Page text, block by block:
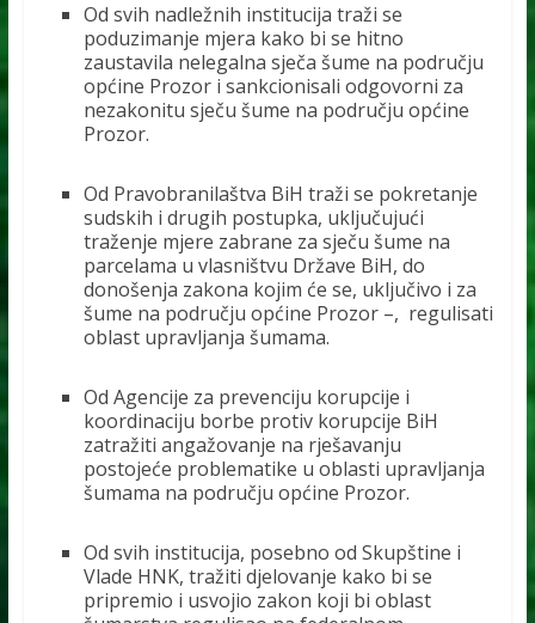
Od svih nadležnih institucija traži se
poduzimanje mjera kako bi se hitno
zaustavila nelegalna sječa šume na području
općine Prozor i sankcionisali odgovorni za
nezakonitu sječu šume na području općine
Prozor.
Od Pravobranilaštva BiH traži se pokretanje
sudskih i drugih postupka, uključujući
traženje mjere zabrane za sječu šume na
parcelama u vlasništvu Države BiH, do
donošenja zakona kojim će se, uključivo i za
šume na području općine Prozor –, regulisati
oblast upravljanja šumama.
Od Agencije za prevenciju korupcije i
koordinaciju borbe protiv korupcije BiH
zatražiti angažovanje na rješavanju
postojeće problematike u oblasti upravljanja
šumama na području općine Prozor.
Od svih institucija, posebno od Skupštine i
Vlade HNK, tražiti djelovanje kako bi se
pripremio i usvojio zakon koji bi oblast